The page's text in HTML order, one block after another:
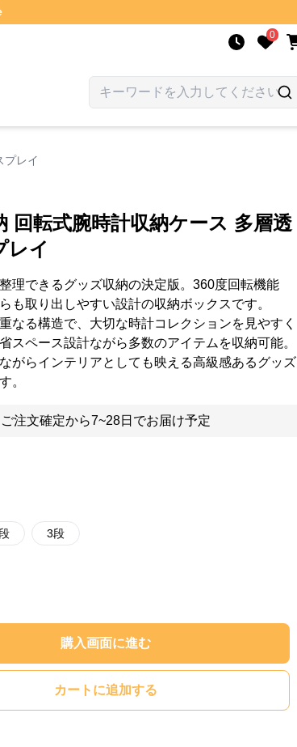
0
プレイ
回転式腕時計収納ケース 多層透
レイ
理できるグッズ収納の決定版。360度回転機能
も取り出しやすい設計の収納ボックスです。
なる構造で、大切な時計コレクションを見やすく
スペース設計ながら多数のアイテムを収納可能。
がらインテリアとしても映える高級感あるグッズ
。
ご注文確定から7~28日でお届け予定
3段
購入画面に進む
カートに追加する